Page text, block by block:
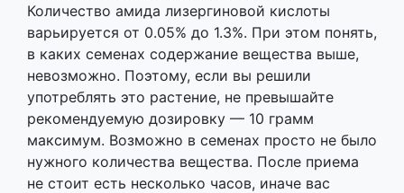
Количество амида лизергиновой кислоты
варьируется от 0.05% до 1.3%. При этом понять,
в каких семенах содержание вещества выше,
невозможно. Поэтому, если вы решили
употреблять это растение, не превышайте
рекомендуемую дозировку — 10 грамм
максимум. Возможно в семенах просто не было
нужного количества вещества. После приема
не стоит есть несколько часов, иначе вас